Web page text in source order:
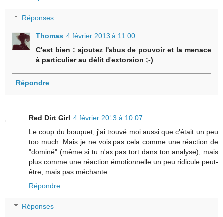
Réponses
Thomas 4 février 2013 à 11:00
C'est bien : ajoutez l'abus de pouvoir et la menace
à particulier au délit d'extorsion ;-)
Répondre
Red Dirt Girl 4 février 2013 à 10:07
Le coup du bouquet, j'ai trouvé moi aussi que c'était un peu
too much. Mais je ne vois pas cela comme une réaction de
"dominé" (même si tu n'as pas tort dans ton analyse), mais
plus comme une réaction émotionnelle un peu ridicule peut-
être, mais pas méchante.
Répondre
Réponses